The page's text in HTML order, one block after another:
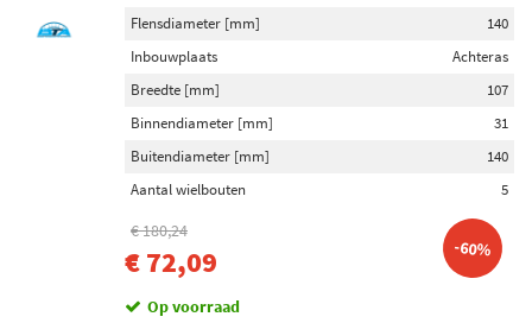
Flensdiameter [mm]
140
Inbouwplaats
Achteras
Breedte [mm]
107
Binnendiameter [mm]
31
Buitendiameter [mm]
140
Aantal wielbouten
5
€ 180,24
€ 72,09 -60%
Op voorraad